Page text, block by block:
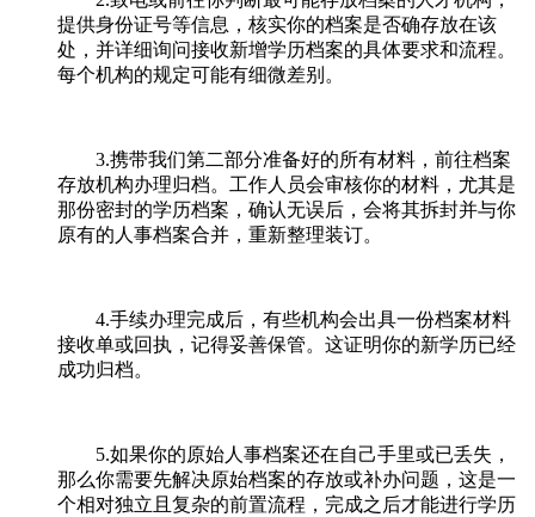
提供身份证号等信息，核实你的档案是否确存放在该
处，并详细询问接收新增学历档案的具体要求和流程。
每个机构的规定可能有细微差别。
3.携带我们第二部分准备好的所有材料，前往档案
存放机构办理归档。工作人员会审核你的材料，尤其是
那份密封的学历档案，确认无误后，会将其拆封并与你
原有的人事档案合并，重新整理装订。
4.手续办理完成后，有些机构会出具一份档案材料
接收单或回执，记得妥善保管。这证明你的新学历已经
成功归档。
5.如果你的原始人事档案还在自己手里或已丢失，
那么你需要先解决原始档案的存放或补办问题，这是一
个相对独立且复杂的前置流程，完成之后才能进行学历